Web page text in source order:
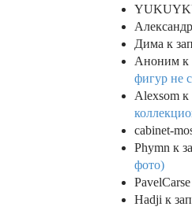
Александр
Дима к
Аноним к
фигур не
Alexsom к
cabinet-
Phymn к
фото)
PavelCarse
Hadji к